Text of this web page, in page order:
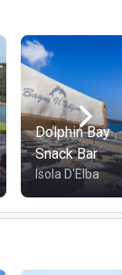
Dolphin Bay
Snack Bar
Isola D'Elba